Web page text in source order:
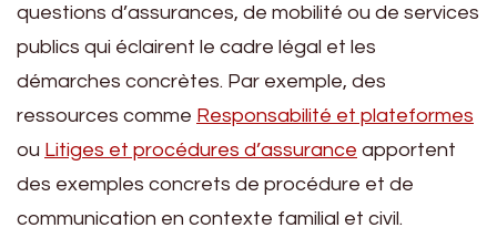
questions d’assurances, de mobilité ou de services
publics qui éclairent le cadre légal et les
démarches concrètes. Par exemple, des
ressources comme Responsabilité et plateformes
ou Litiges et procédures d’assurance apportent
des exemples concrets de procédure et de
communication en contexte familial et civil.